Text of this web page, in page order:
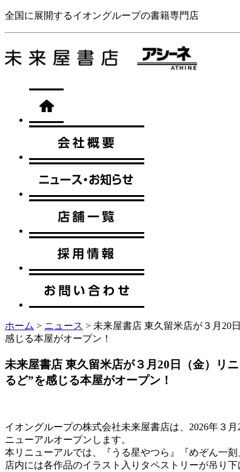
全国に展開するイオングループの書籍専門店
ホーム > ニュース > 未来屋書店 東久留米店が３月20
感じる本屋がオープン！
未来屋書店 東久留米店が３月20日（金）リ
るど”を感じる本屋がオープン！
イオングループの株式会社未来屋書店は、2026年３
ニューアルオープンします。
本リニューアルでは、『うる星やつら』『めぞん一
店内には各作品のイラスト入りタペストリーが吊り